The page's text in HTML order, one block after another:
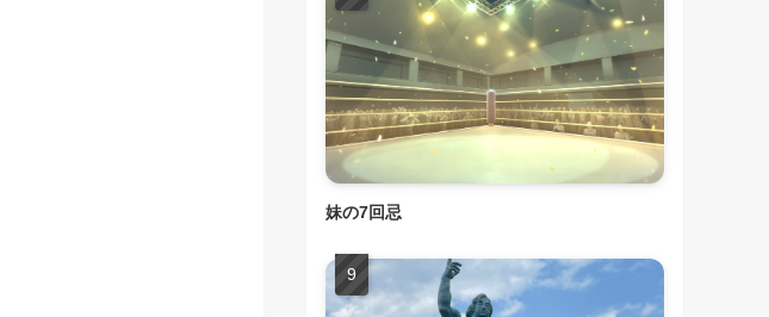
妹の7回忌